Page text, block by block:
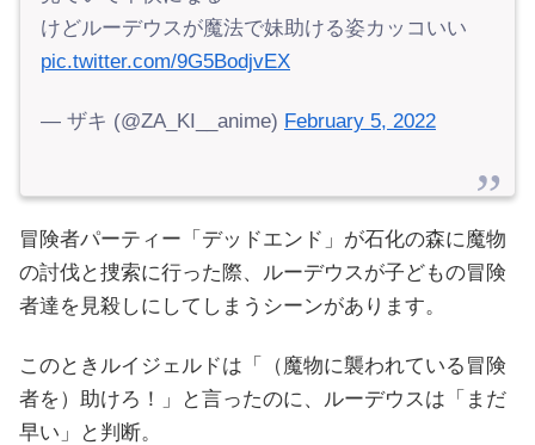
けどルーデウスが魔法で妹助ける姿カッコいい
pic.twitter.com/9G5BodjvEX
— ザキ (@ZA_KI__anime) February 5, 2022
冒険者パーティー「デッドエンド」が石化の森に魔物
の討伐と捜索に行った際、ルーデウスが子どもの冒険
者達を見殺しにしてしまうシーンがあります。
このときルイジェルドは「（魔物に襲われている冒険
者を）助けろ！」と言ったのに、ルーデウスは「まだ
早い」と判断。